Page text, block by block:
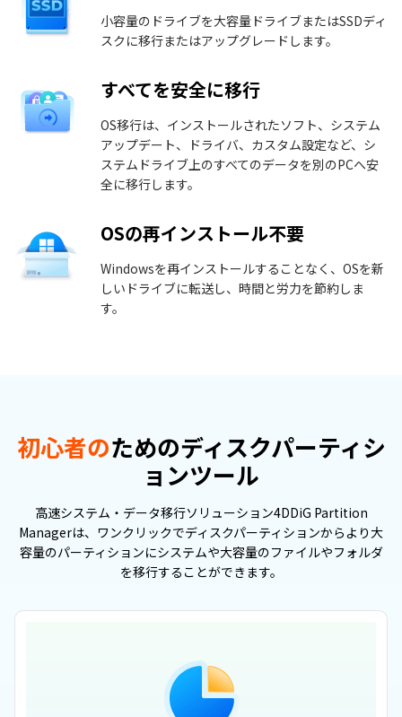
小容量のドライブを大容量ドライブまたはSSDディ
スクに移行またはアップグレードします。
すべてを安全に移行
OS移行は、インストールされたソフト、システム
アップデート、ドライバ、カスタム設定など、シ
ステムドライブ上のすべてのデータを別のPCへ安
全に移行します。
OSの再インストール不要
Windowsを再インストールすることなく、OSを新
しいドライブに転送し、時間と労力を節約しま
す。
初心者のためのディスクパーティシ
ョンツール
高速システム・データ移行ソリューション4DDiG Partition
Managerは、ワンクリックでディスクパーティションからより大
容量のパーティションにシステムや大容量のファイルやフォルダ
を移行することができます。